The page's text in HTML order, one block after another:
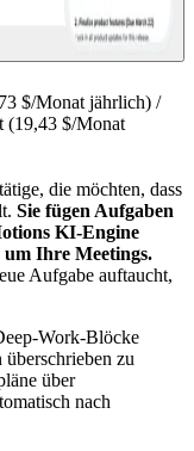
$/Monat jährlich) /
(19,43 $/Monat
die möchten, dass
Sie fügen Aufgaben
KI-Engine
Ihre Meetings.
Aufgabe auftaucht,
Work-Blöcke
zu
über
nach